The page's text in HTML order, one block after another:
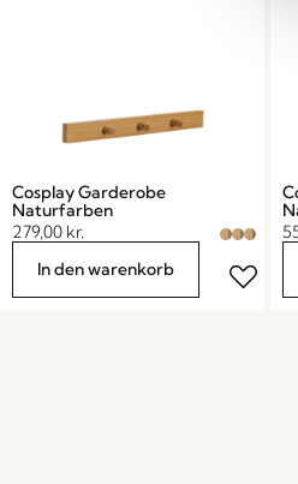
Cosplay Garderobe
Naturfarben
279,00 kr.
In den warenkorb